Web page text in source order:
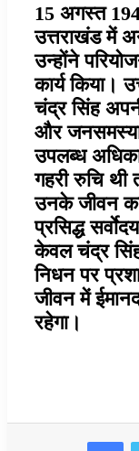
15 अगस्त
उत्तराखंड में
उन्होंने
कार्य किया।
चंद्र सिंह
और
उपलब्ध
गहरी रुचि थी
उनके जीवन का
प्रसिद्ध
केवल चंद्र
निधन पर
जीवन में
रहेगा।